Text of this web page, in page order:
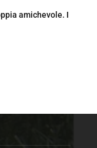
amichevole. I